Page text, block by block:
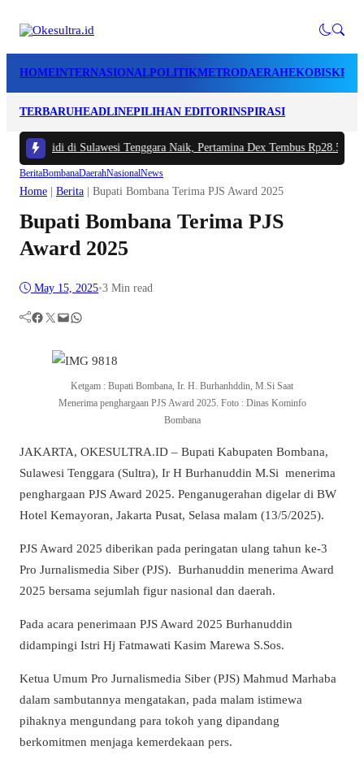
HOMEINTERNASIONALPOLITIKMETRODAERAHEKOBIS
TERBARUHEADLINEPILIHAN EDITORINSPIRASI
di Sulawesi Tenggara Naik, Pertamina Dex Tembus Rp28.500 per
BeritaBombanaDaerahNasionalNews
Home Berita Bupati Bombana Terima PJS Award 2025
Bupati Bombana Terima PJS
Award 2025
May 15, 2025•3 Min read
Facebook Twitter Mail WhatsApp
Ketgam : Bupati Bombana, Ir. H. Burhanhddin, M.Si Saat
Menerima penghargaan PJS Award 2025. Foto : Dinas Kominfo
Bombana
JAKARTA, OKESULTRA.ID – Bupati Kabupaten Bombana,
Sulawesi Tenggara (Sultra), Ir H Burhanuddin M.Si menerima
penghargaan PJS Award 2025. Penganugerahan digelar di BW
Hotel Kemayoran, Jakarta Pusat, Selasa malam (13/5/2025).
PJS Award 2025 diberikan pada peringatan ulang tahun ke-3
Pro Jurnalismedia Siber (PJS). Burhanuddin menerima Award
2025 bersama sejumlah figur nasional dan daerah.
Pada acara penerimaan PJS Award 2025 Burhanuddin
didampingi Istri Hj Fatmawati Kasim Marewa S.Sos.
Ketua Umum Pro Jurnalismedia Siber (PJS) Mahmud Marhaba
dalam sambutannya mengatakan, pada malam istimewa
pihaknya mengundang para tokoh yang dipandang
berkomitmen menjaga kemerdekaan pers.